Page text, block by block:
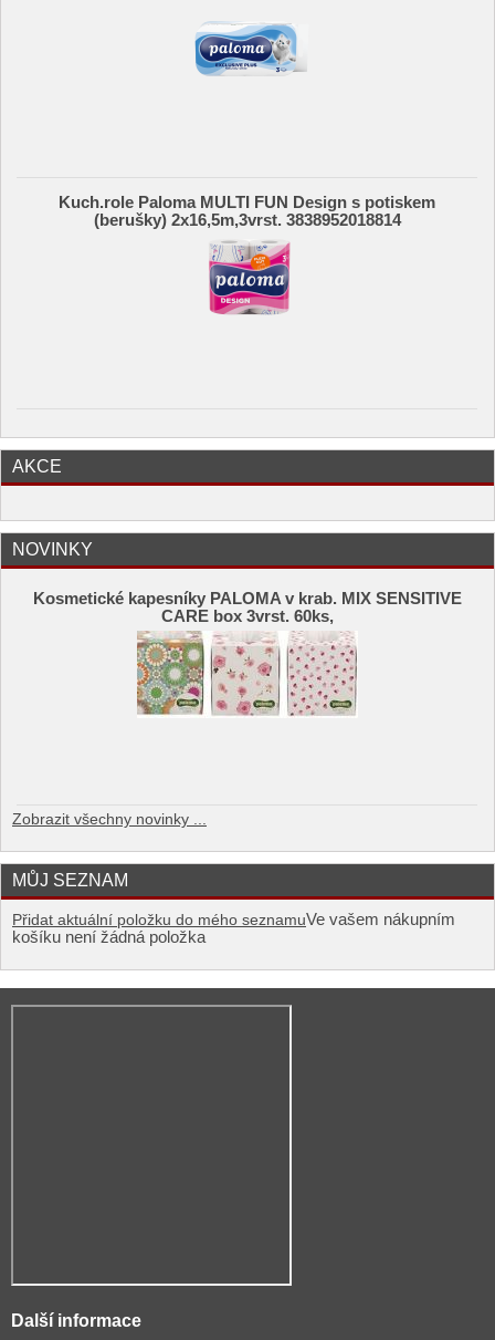
Kuch.role Paloma MULTI FUN Design s potiskem
(berušky) 2x16,5m,3vrst. 3838952018814
AKCE
NOVINKY
Kosmetické kapesníky PALOMA v krab. MIX SENSITIVE
CARE box 3vrst. 60ks,
Zobrazit všechny novinky ...
MŮJ SEZNAM
Přidat aktuální položku do mého seznamuVe vašem nákupním
košíku není žádná položka
Další informace